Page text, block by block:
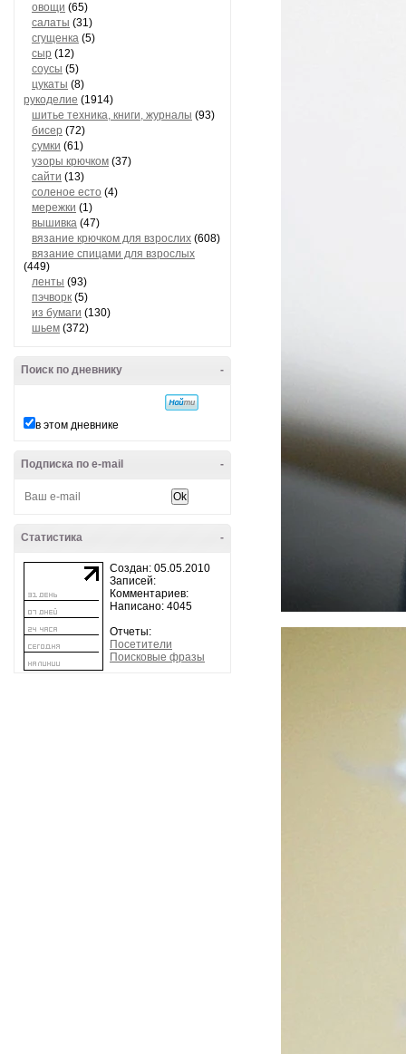
овощи (65)
салаты (31)
сгущенка (5)
сыр (12)
соусы (5)
цукаты (8)
рукоделие (1914)
шитье техника, книги, журналы (93)
бисер (72)
сумки (61)
узоры крючком (37)
сайти (13)
соленое есто (4)
мережки (1)
вышивка (47)
вязание крючком для взрослих (608)
вязание спицами для взрослых
(449)
ленты (93)
пэчворк (5)
из бумаги (130)
шьем (372)
-
Поиск по дневнику
в этом дневнике
-
Подписка по e-mail
-
Статистика
Создан: 05.05.2010
Записей:
Комментариев:
Написано: 4045
Отчеты:
Посетители
Поисковые фразы